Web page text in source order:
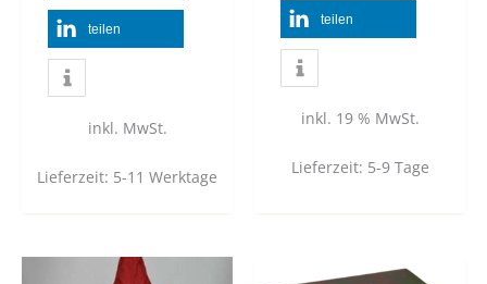
teilen
inkl. MwSt.
Lieferzeit: 5-11 Werktage
teilen
inkl. 19 % MwSt.
Lieferzeit: 5-9 Tage